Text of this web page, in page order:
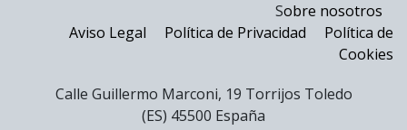
Sobre nosotros
Aviso Legal
Política de Privacidad
Política de
Cookies
Calle Guillermo Marconi, 19 Torrijos Toledo
(ES) 45500 España